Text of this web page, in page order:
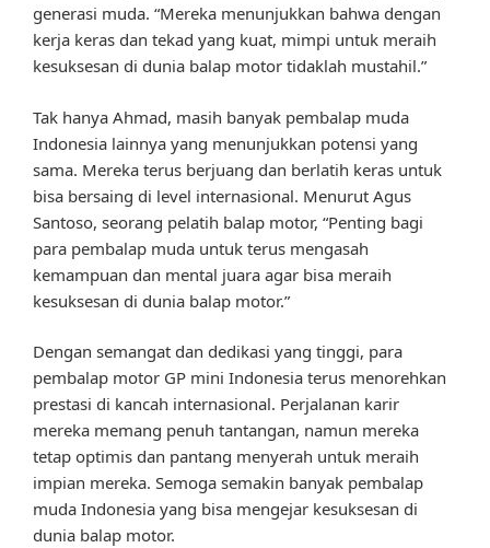
generasi muda. “Mereka menunjukkan bahwa dengan
kerja keras dan tekad yang kuat, mimpi untuk meraih
kesuksesan di dunia balap motor tidaklah mustahil.”
Tak hanya Ahmad, masih banyak pembalap muda
Indonesia lainnya yang menunjukkan potensi yang
sama. Mereka terus berjuang dan berlatih keras untuk
bisa bersaing di level internasional. Menurut Agus
Santoso, seorang pelatih balap motor, “Penting bagi
para pembalap muda untuk terus mengasah
kemampuan dan mental juara agar bisa meraih
kesuksesan di dunia balap motor.”
Dengan semangat dan dedikasi yang tinggi, para
pembalap motor GP mini Indonesia terus menorehkan
prestasi di kancah internasional. Perjalanan karir
mereka memang penuh tantangan, namun mereka
tetap optimis dan pantang menyerah untuk meraih
impian mereka. Semoga semakin banyak pembalap
muda Indonesia yang bisa mengejar kesuksesan di
dunia balap motor.